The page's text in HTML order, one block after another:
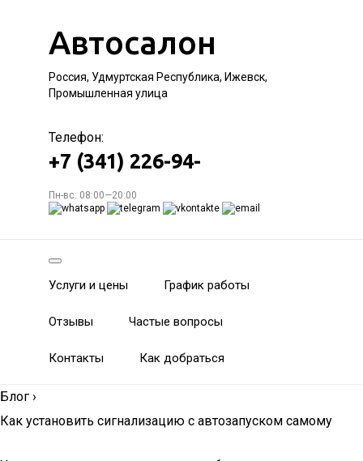
Автосалон
Россия, Удмуртская Республика, Ижевск,
Промышленная улица
Телефон:
+7 (341) 226-94-
Пн-вс: 08:00—20:00
Услуги и цены График работы
Отзывы Частые вопросы
Контакты Как добраться
Блог ›
Как установить сигнализацию с автозапуском самому